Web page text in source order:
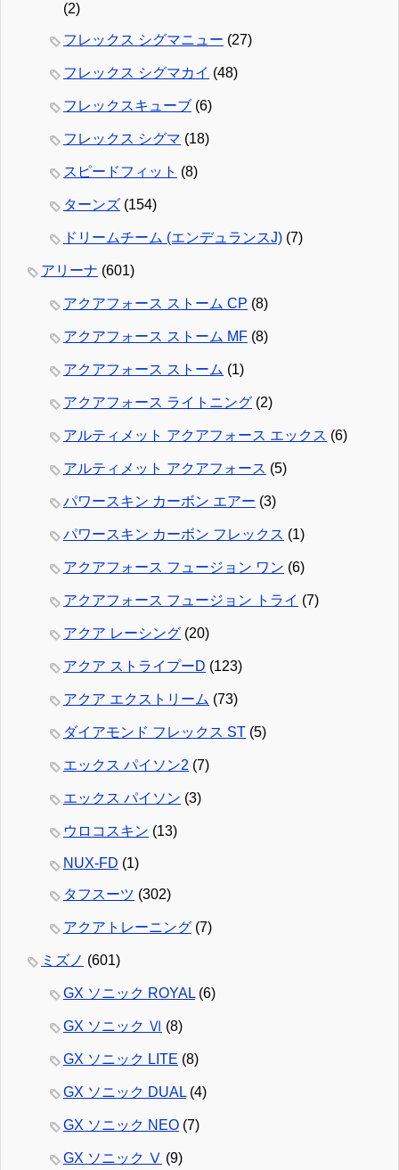
(2)
フレックス シグマニュー (27)
フレックス シグマカイ (48)
フレックスキューブ (6)
フレックス シグマ (18)
スピードフィット (8)
ターンズ (154)
ドリームチーム (エンデュランスJ) (7)
アリーナ (601)
アクアフォース ストーム CP (8)
アクアフォース ストーム MF (8)
アクアフォース ストーム (1)
アクアフォース ライトニング (2)
アルティメット アクアフォース エックス (6)
アルティメット アクアフォース (5)
パワースキン カーボン エアー (3)
パワースキン カーボン フレックス (1)
アクアフォース フュージョン ワン (6)
アクアフォース フュージョン トライ (7)
アクア レーシング (20)
アクア ストライプーD (123)
アクア エクストリーム (73)
ダイアモンド フレックス ST (5)
エックス パイソン2 (7)
エックス パイソン (3)
ウロコスキン (13)
NUX-FD (1)
タフスーツ (302)
アクアトレーニング (7)
ミズノ (601)
GX ソニック ROYAL (6)
GX ソニック Ⅵ (8)
GX ソニック LITE (8)
GX ソニック DUAL (4)
GX ソニック NEO (7)
GX ソニック Ⅴ (9)